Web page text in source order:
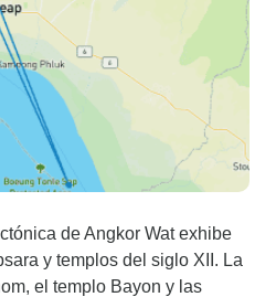
de Angkor Wat exhibe
y templos del siglo XII. La
el templo Bayon y las